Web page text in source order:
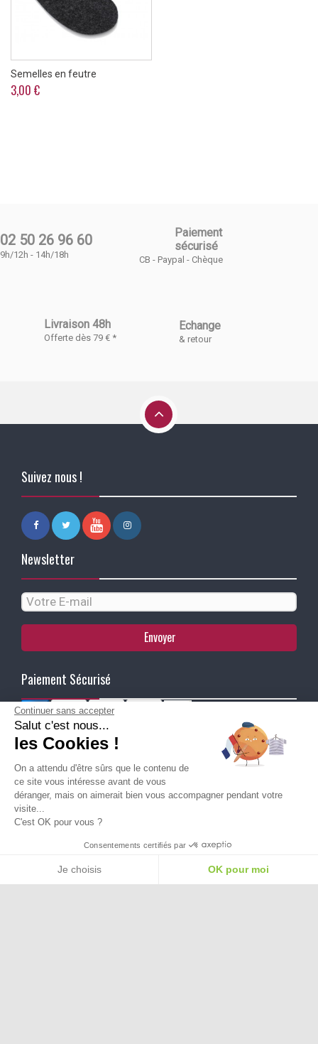
Besoin d'aide pour choisir une
taille ou une pointure ?
Semelles en feutre
3,00 €
02 50 26 96 60
9h/12h - 14h/18h
Paiement
sécurisé
CB - Paypal - Chèque
Livraison 48h
Offerte dès 79 € *
Echange
& retour
Suivez nous !
Newsletter
Envoyer
Paiement Sécurisé
Ma Livraison
Continuer sans accepter
Salut c'est nous...
les Cookies !
On a attendu d'être sûrs que le contenu de
ce site vous intéresse avant de vous
déranger, mais on aimerait bien vous accompagner pendant votre
visite...
C'est OK pour vous ?
Consentements certifiés par
Je choisis OK pour moi